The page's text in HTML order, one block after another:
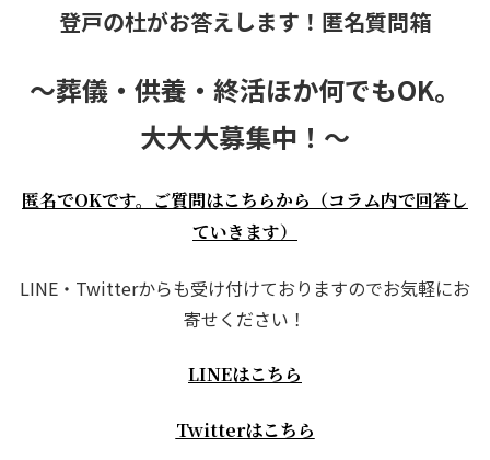
登戸の杜がお答えします！匿名質問箱
～葬儀・供養・終活ほか何でもOK。
大大大募集中！～
匿名でOKです。ご質問はこちらから（コラム内で回答し
ていきます）
LINE・Twitterからも受け付けておりますのでお気軽にお
寄せください！
LINEはこちら
Twitterはこちら